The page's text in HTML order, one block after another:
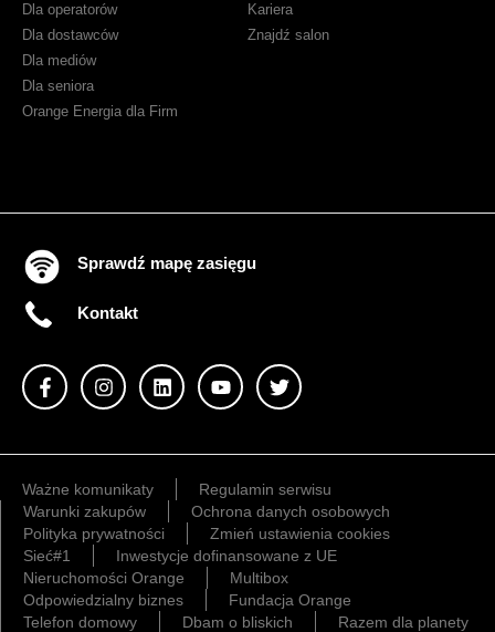
Dla operatorów
Dla dostawców
Dla mediów
Dla seniora
Orange Energia dla Firm
Kariera
Znajdź salon
Sprawdź mapę zasięgu
Kontakt
Ważne komunikaty
Regulamin serwisu
Warunki zakupów
Ochrona danych osobowych
Polityka prywatności
Zmień ustawienia cookies
Sieć#1
Inwestycje dofinansowane z UE
Nieruchomości Orange
Multibox
Odpowiedzialny biznes
Fundacja Orange
Telefon domowy
Dbam o bliskich Razem dla planety